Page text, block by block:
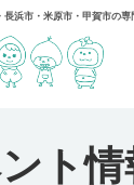
長浜市・米原市・甲賀市の専
ト情